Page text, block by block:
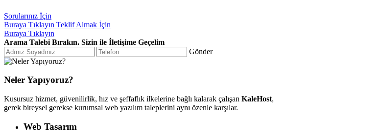
Sorularınız İçin
Buraya Tıklayın Teklif Almak İçin
Buraya Tıklayın
Arama Talebi Bırakın. Sizin ile İletişime Geçelim
Gönder
Neler Yapıyoruz?
Kusursuz hizmet, güvenilirlik, hız ve şeffaflık ilkelerine bağlı kalarak çalışan KaleHost,
gerek bireysel gerekse kurumsal web yazılım taleplerini aynı özenle karşılar.
Web Tasarım